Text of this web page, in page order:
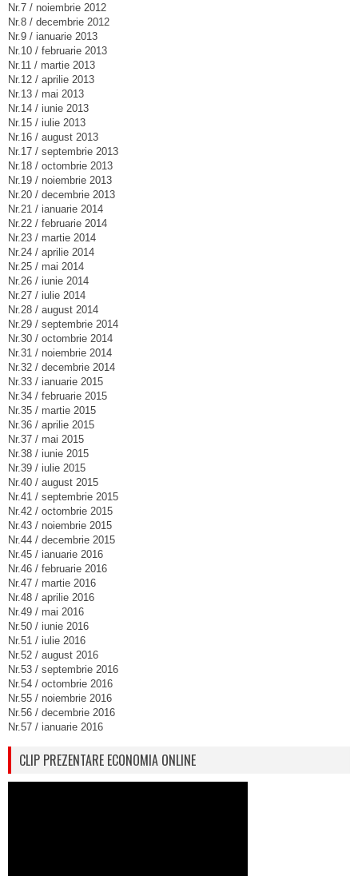
Nr.7 / noiembrie 2012
Nr.8 / decembrie 2012
Nr.9 / ianuarie 2013
Nr.10 / februarie 2013
Nr.11 / martie 2013
Nr.12 / aprilie 2013
Nr.13 / mai 2013
Nr.14 / iunie 2013
Nr.15 / iulie 2013
Nr.16 / august 2013
Nr.17 / septembrie 2013
Nr.18 / octombrie 2013
Nr.19 / noiembrie 2013
Nr.20 / decembrie 2013
Nr.21 / ianuarie 2014
Nr.22 / februarie 2014
Nr.23 / martie 2014
Nr.24 / aprilie 2014
Nr.25 / mai 2014
Nr.26 / iunie 2014
Nr.27 / iulie 2014
Nr.28 / august 2014
Nr.29 / septembrie 2014
Nr.30 / octombrie 2014
Nr.31 / noiembrie 2014
Nr.32 / decembrie 2014
Nr.33 / ianuarie 2015
Nr.34 / februarie 2015
Nr.35 / martie 2015
Nr.36 / aprilie 2015
Nr.37 / mai 2015
Nr.38 / iunie 2015
Nr.39 / iulie 2015
Nr.40 / august 2015
Nr.41 / septembrie 2015
Nr.42 / octombrie 2015
Nr.43 / noiembrie 2015
Nr.44 / decembrie 2015
Nr.45 / ianuarie 2016
Nr.46 / februarie 2016
Nr.47 / martie 2016
Nr.48 / aprilie 2016
Nr.49 / mai 2016
Nr.50 / iunie 2016
Nr.51 / iulie 2016
Nr.52 / august 2016
Nr.53 / septembrie 2016
Nr.54 / octombrie 2016
Nr.55 / noiembrie 2016
Nr.56 / decembrie 2016
Nr.57 / ianuarie 2016
CLIP PREZENTARE ECONOMIA ONLINE